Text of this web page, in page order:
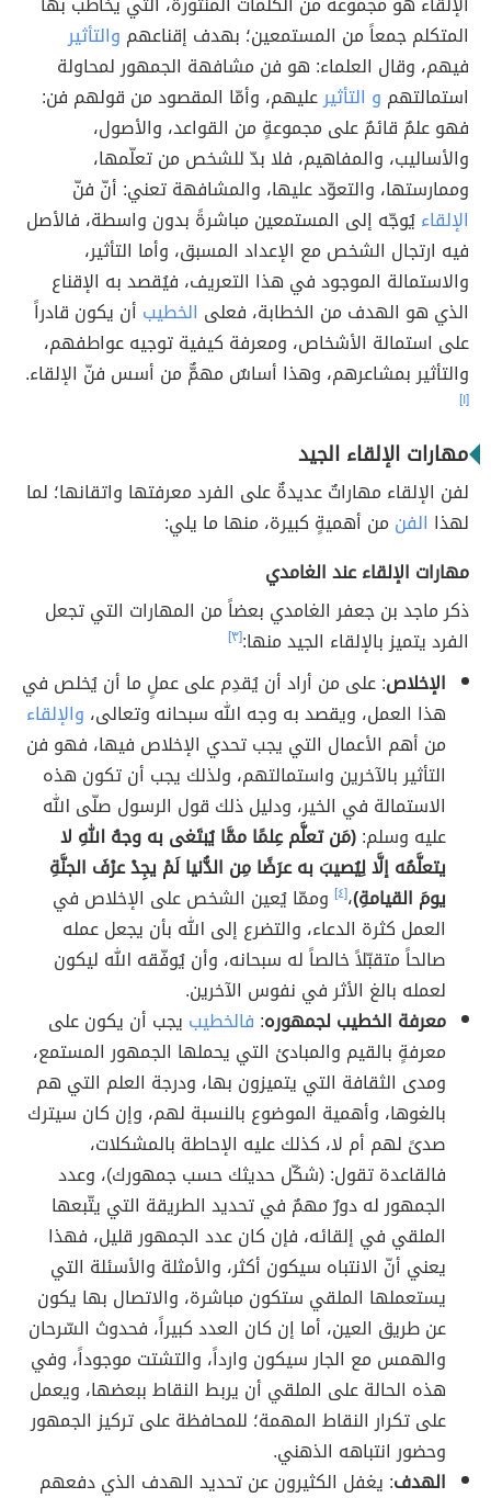
المتكلم جمعاً من المستمعين؛ بهدف إقناعهم والتأثير
فيهم، وقال العلماء: هو فن مشافهة الجمهور لمحاولة
استمالتهم و التأثيرعليهم، وأمّا المقصود من قولهم فن:
فهو علمٌ قائمٌ على مجموعةٍ من القواعد، والأصول،
والأساليب، والمفاهيم، فلا بدّ للشخص من تعلّمها،
وممارستها، والتعوّد عليها، والمشافهة تعني: أنّ فنّ
الإلقاءيُوجّه إلى المستمعين مباشرةً بدون واسطة، فالأصل
فيه ارتجال الشخص مع الإعداد المسبق، وأما التأثير،
والاستمالة الموجود في هذا التعريف، فيُقصد به الإقناع
الذي هو الهدف من الخطابة، فعلى الخطيب أن يكون قادراً
على استمالة الأشخاص، ومعرفة كيفية توجيه عواطفهم،
والتأثير بمشاعرهم، وهذا أساسٌ مهمٌّ من أسس فنّ الإلقاء.
[١]
مهارات الإلقاء الجيد
لفن الإلقاء مهاراتٌ عديدةٌ على الفرد معرفتها واتقانها؛ لما
لهذا الفن من أهميةٍ كبيرة، منها ما يلي:
مهارات الإلقاء عند الغامدي
ذكر ماجد بن جعفر الغامدي بعضاً من المهارات التي تجعل
الفرد يتميز بالإلقاء الجيد منها:[٣]
الإخلاص: على من أراد أن يُقدِم على عملٍ ما أن يُخلص في
هذا العمل، ويقصد به وجه الله سبحانه وتعالى، والإلقاء
من أهم الأعمال التي يجب تحدي الإخلاص فيها، فهو فن
التأثير بالآخرين واستمالتهم، ولذلك يجب أن تكون هذه
الاستمالة في الخير، ودليل ذلك قول الرسول صلّى الله
عليه وسلم:(مَن تعلَّم عِلمًا ممَّا يُبتَغى به وجهُ اللهِ لا
يتعلَّمُه إلَّا لِيُصيبَ به عرَضًا مِن الدُّنيا لَمْ يجِدْ عرْفَ الجنَّةِ
يومَ القيامةِ)،[٤] وممّا يُعين الشخص على الإخلاص في
العمل كثرة الدعاء، والتضرع إلى الله بأن يجعل عمله
صالحاً متقبّلاً خالصاً له سبحانه، وأن يُوفّقه الله ليكون
لعمله بالغ الأثر في نفوس الآخرين.
معرفة الخطيب لجمهوره: فالخطيب يجب أن يكون على
معرفةٍ بالقيم والمبادئ التي يحملها الجمهور المستمع،
ومدى الثقافة التي يتميزون بها، ودرجة العلم التي هم
بالغوها، وأهمية الموضوع بالنسبة لهم، وإن كان سيترك
صدىً لهم أم لا، كذلك عليه الإحاطة بالمشكلات،
فالقاعدة تقول: (شكّل حديثك حسب جمهورك)، وعدد
الجمهور له دورٌ مهمٌ في تحديد الطريقة التي يتّبعها
الملقي في إلقائه، فإن كان عدد الجمهور قليل، فهذا
يعني أنّ الانتباه سيكون أكثر، والأمثلة والأسئلة التي
يستعملها الملقي ستكون مباشرة، والاتصال بها يكون
عن طريق العين، أما إن كان العدد كبيراً، فحدوث السّرحان
والهمس مع الجار سيكون وارداً، والتشتت موجوداً، وفي
هذه الحالة على الملقي أن يربط النقاط ببعضها، ويعمل
على تكرار النقاط المهمة؛ للمحافظة على تركيز الجمهور
وحضور انتباهه الذهني.
الهدف: يغفل الكثيرون عن تحديد الهدف الذي دفعهم